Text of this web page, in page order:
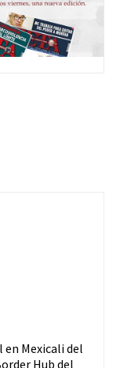
en Mexicali del
Hub del